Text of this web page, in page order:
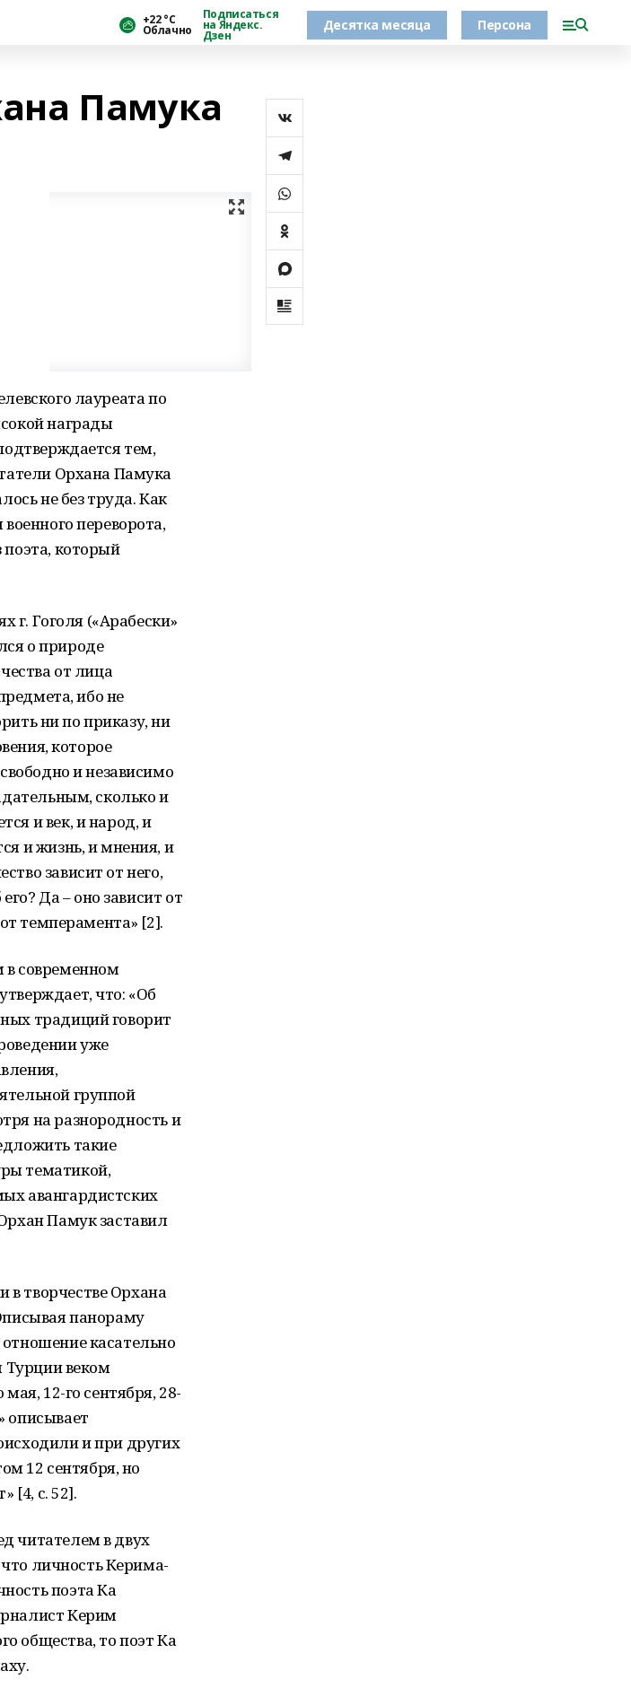
+22 °С
Облачно
Подписаться
на Яндекс.
Дзен
Десятка месяца Персона
Памука
лауреата по
награды
тем,
Орхана Памука
не без труда. Как
переворота,
который
г. Гоголя («Арабески»
о природе
от лица
ибо не
ни по приказу, ни
которое
и независимо
сколько и
и век, и народ, и
и жизнь, и мнения, и
зависит от него,
Да – оно зависит от
темперамента» [2].
в современном
что: «Об
традиций говорит
уже
группой
на разнородность и
такие
тематикой,
авангардистских
Памук заставил
творчестве Орхана
панораму
касательно
Турции веком
12-го сентября, 28-
описывает
и при других
12 сентября, но
[4, с. 52].
читателем в двух
личность Керима-
поэта Ка
Керим
общества, то поэт Ка